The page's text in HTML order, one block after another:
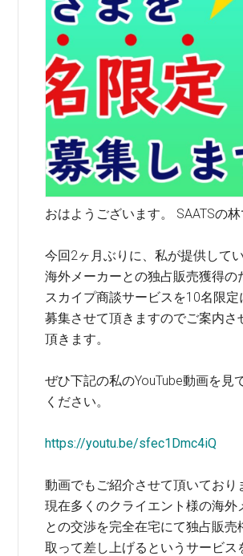
おはようございます。 SAATSの林
今回2ヶ月ぶりに、私が提供して
海外メーカーとの独占販売獲得の
スカイプ商談サービスを10名限定
募集させて頂きますのでご案内さ
頂きます。
ぜひ下記の私のYouTube動画を見
ください。
https://youtu.be/sfec1Dmc4iQ
動画でもご紹介させて頂いており
現在多くのクライエント様の海外
との交渉を完全在宅にて独占販売
取って差し上げるというサービス